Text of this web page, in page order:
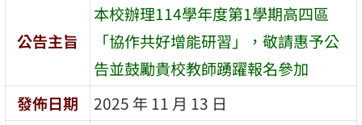
公告主旨
本校辦理114學年度第1學期高四區
「協作共好增能研習」，敬請惠予公
告並鼓勵貴校教師踴躍報名參加
發佈日期
2025 年 11 月 13 日